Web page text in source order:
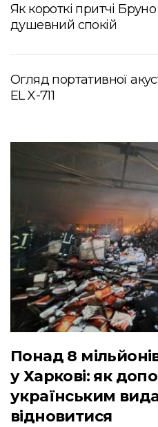
Як короткі притчі
душевний спокій
Огляд портативної
EL X-711
Понад 8
у Харкові: як
українським
відновитися